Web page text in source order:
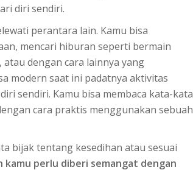
diri sendiri.
perantara lain. Kamu bisa
mencari hiburan seperti bermain
dengan cara lainnya yang
modern saat ini padatnya aktivitas
sendiri. Kamu bisa membaca kata-kata
cara praktis menggunakan sebuah
bijak tentang kesedihan atau sesuai
kamu perlu diberi semangat dengan